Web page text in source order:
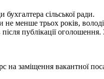
сільської ради.
не менше трьох років,
публікації
заміщення вакантної